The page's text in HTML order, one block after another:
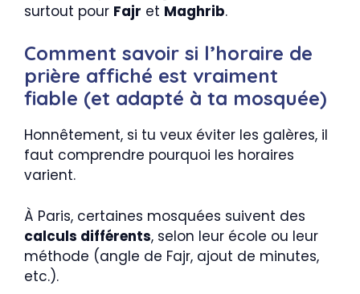
surtout pour Fajr et Maghrib.
Comment savoir si l’horaire de
prière affiché est vraiment
fiable (et adapté à ta mosquée)
Honnêtement, si tu veux éviter les galères, il
faut comprendre pourquoi les horaires
varient.
À Paris, certaines mosquées suivent des
calculs différents, selon leur école ou leur
méthode (angle de Fajr, ajout de minutes,
etc.).